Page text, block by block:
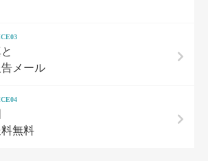
告メール
無料